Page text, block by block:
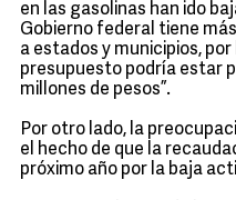
en las gasolinas han ido
Gobierno federal tiene
a estados y municipios,
presupuesto podría estar
millones de pesos”.
Por otro lado, la
el hecho de que la
próximo año por la baja